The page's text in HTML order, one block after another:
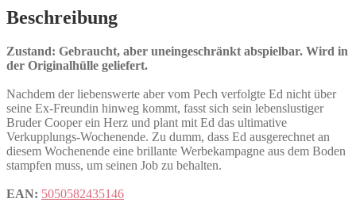
Beschreibung
Zustand: Gebraucht, aber uneingeschränkt abspielbar. Wird in
der Originalhülle geliefert.
Nachdem der liebenswerte aber vom Pech verfolgte Ed nicht über
seine Ex-Freundin hinweg kommt, fasst sich sein lebenslustiger
Bruder Cooper ein Herz und plant mit Ed das ultimative
Verkupplungs-Wochenende. Zu dumm, dass Ed ausgerechnet an
diesem Wochenende eine brillante Werbekampagne aus dem Boden
stampfen muss, um seinen Job zu behalten.
EAN: 5050582435146